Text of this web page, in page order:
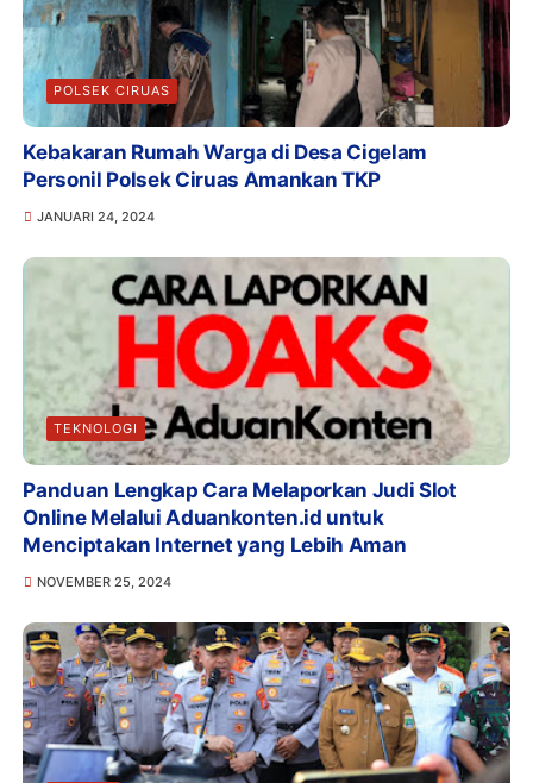
POLSEK CIRUAS
Kebakaran Rumah Warga di Desa Cigelam
Personil Polsek Ciruas Amankan TKP
JANUARI 24, 2024
TEKNOLOGI
Panduan Lengkap Cara Melaporkan Judi Slot
Online Melalui Aduankonten.id untuk
Menciptakan Internet yang Lebih Aman
NOVEMBER 25, 2024